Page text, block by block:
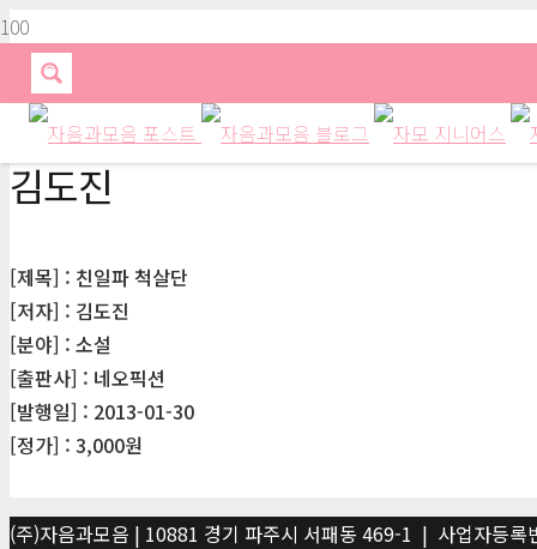
김도진
[제목] : 친일파 척살단
[저자] : 김도진
[분야] : 소설
[출판사] : 네오픽션
[발행일] : 2013-01-30
[정가] : 3,000원
(주)자음과모음 | 10881 경기 파주시 서패동 469-1 | 사업자등